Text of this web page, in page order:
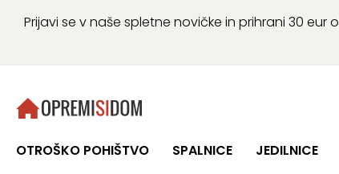
Prijavi se v naše spletne novičke in prihrani 30
OTROŠKO POHIŠTVO SPALNICE JEDILNICE